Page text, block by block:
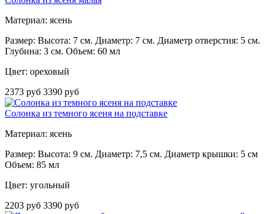
Материал: ясень
Размер: Высота: 7 см. Диаметр: 7 см. Диаметр отверстия: 5 см.
Глубина: 3 см. Объем: 60 мл
Цвет: ореховый
2373 руб 3390 руб
Солонка из темного ясеня на подставке
Материал: ясень
Размер: Высота: 9 см. Диаметр: 7,5 см. Диаметр крышки: 5 см
Объем: 85 мл
Цвет: угольный
2203 руб 3390 руб